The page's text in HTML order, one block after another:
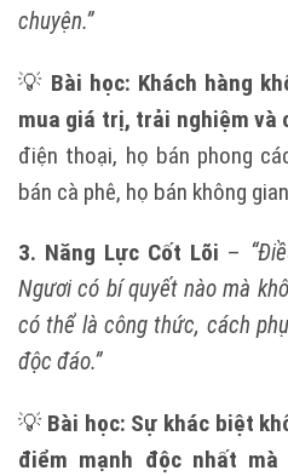
chuyện.”
💡 Bài học: Khách hàng
mua giá trị, trải nghiệm và
điện thoại, họ bán phong
bán cà phê, họ bán không
3. Năng Lực Cốt Lõi –
Ngươi có bí quyết nào mà
có thể là công thức, cách
độc đáo.”
💡 Bài học: Sự khác biệt
điểm mạnh độc nhất